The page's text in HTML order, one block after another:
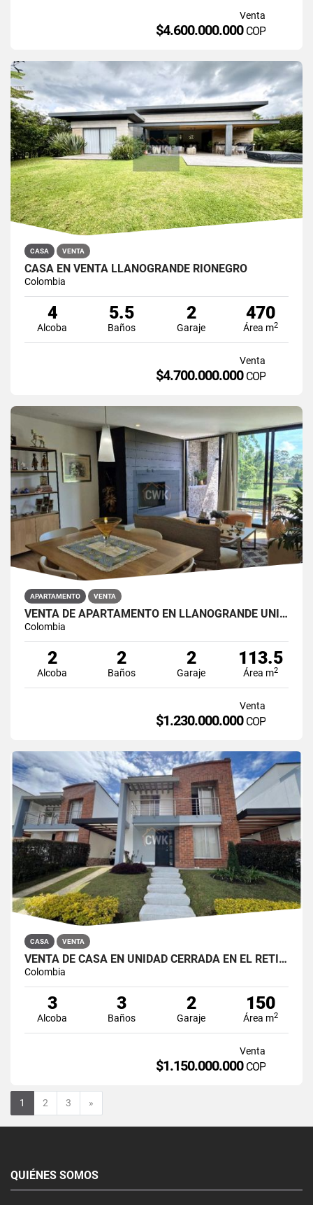
Venta
$4.600.000.000 COP
CASA VENTA
CASA EN VENTA LLANOGRANDE RIONEGRO
Colombia
4
Alcoba
5.5
Baños
2
Garaje
470
Área m2
Venta
$4.700.000.000 COP
APARTAMENTO VENTA
VENTA DE APARTAMENTO EN LLANOGRANDE UNIDAD CERRADA EXCELENTE
Colombia
2
Alcoba
2
Baños
2
Garaje
113.5
Área m2
Venta
$1.230.000.000 COP
CASA VENTA
VENTA DE CASA EN UNIDAD CERRADA EN EL RETIRO
Colombia
3
Alcoba
3
Baños
2
Garaje
150
Área m2
Venta
$1.150.000.000 COP
1 2 3 »
QUIÉNES SOMOS